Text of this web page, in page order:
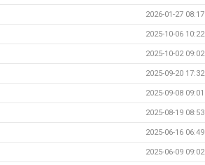
2026-01-27 08:17
2025-10-06 10:22
2025-10-02 09:02
2025-09-20 17:32
2025-09-08 09:01
2025-08-19 08:53
2025-06-16 06:49
2025-06-09 09:02